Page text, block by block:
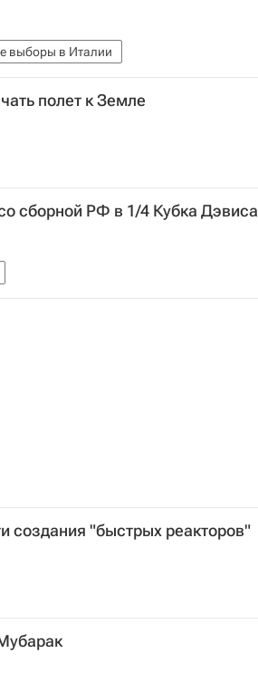
выборы в Италии
полет к Земле
сборной РФ в 1/4 Кубка Дэвиса
создания "быстрых реакторов"